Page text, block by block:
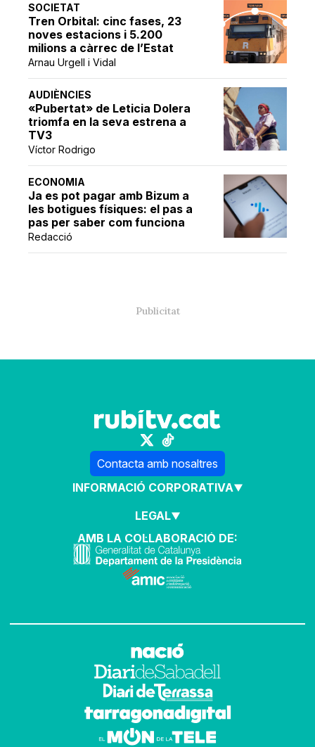
SOCIETAT
Tren Orbital: cinc fases, 23
noves estacions i 5.200
milions a càrrec de l’Estat
Arnau Urgell i Vidal
AUDIÈNCIES
«Pubertat» de Leticia Dolera
triomfa en la seva estrena a
TV3
Víctor Rodrigo
ECONOMIA
Ja es pot pagar amb Bizum a
les botigues físiques: el pas a
pas per saber com funciona
Redacció
Contacta amb nosaltres
INFORMACIÓ CORPORATIVA
LEGAL
AMB LA COL·LABORACIÓ DE: